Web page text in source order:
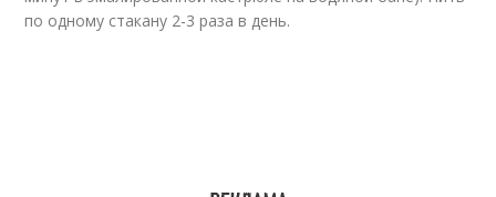
по одному стакану 2-3 раза в день.